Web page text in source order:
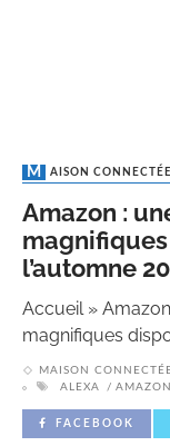
MAISON CONNECTÉE
Amazon :
l’automne
Accueil»
magnifiques
MAISON
ALEXA
AMAZON
FACEBOOK